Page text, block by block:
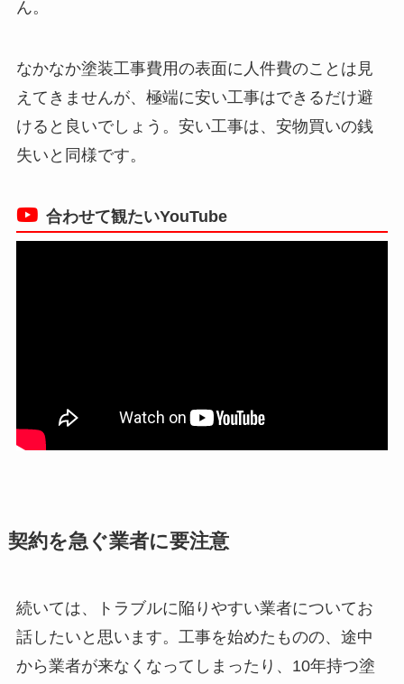
ん。
なかなか塗装工事費用の表面に人件費のことは見
えてきませんが、極端に安い工事はできるだけ避
けると良いでしょう。安い工事は、安物買いの銭
失いと同様です。
合わせて観たいYouTube
契約を急ぐ業者に要注意
続いては、トラブルに陥りやすい業者についてお
話したいと思います。工事を始めたものの、途中
から業者が来なくなってしまったり、10年持つ塗